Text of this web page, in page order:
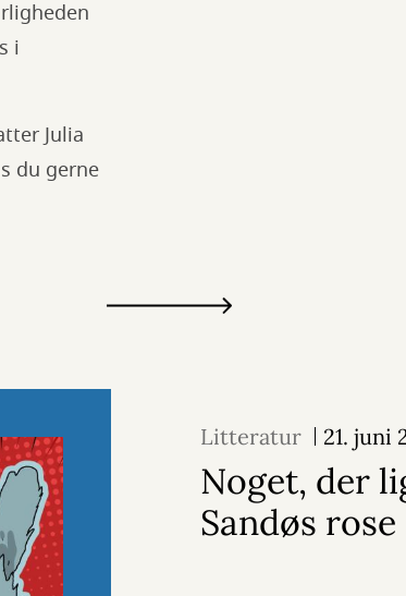
i
Julia
du gerne
Litteratur 21. juni
Noget, der
Sandøs rose